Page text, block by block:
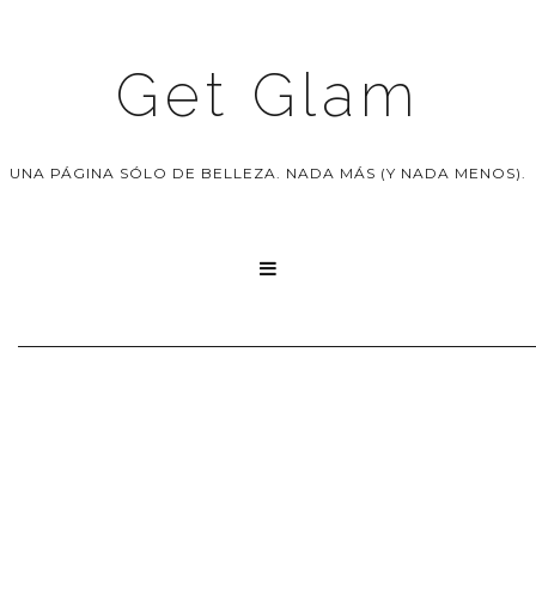
Get Glam
UNA PÁGINA SÓLO DE BELLEZA. NADA MÁS (Y NADA MENOS).
